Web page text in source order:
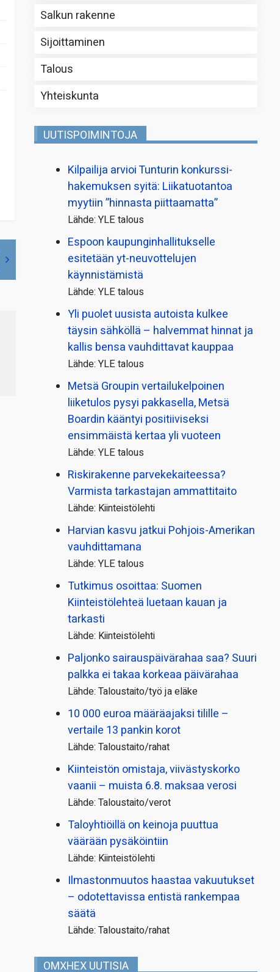
Salkun rakenne
Sijoittaminen
Talous
Yhteiskunta
UUTISPOIMINTOJA
Kilpailija arvioi Tunturin konkurssi­
hakemuksen syitä: Liikatuotantoa
myytiin ”hinnasta piittaamatta”
Lähde: YLE talous
Espoon kaupungin­hallitukselle
esitetään yt-neuvottelujen
käynnistämistä
Lähde: YLE talous
Yli puolet uusista autoista kulkee
täysin sähköllä – halvemmat hinnat ja
kallis bensa vauhdittavat kauppaa
Lähde: YLE talous
Metsä Groupin vertailu­kelpoinen
liiketulos pysyi pakkasella, Metsä
Boardin kääntyi positiiviseksi
ensimmäistä kertaa yli vuoteen
Lähde: YLE talous
Riskirakenne parvekekaiteessa?
Varmista tarkastajan ammattitaito
Lähde: Kiinteistölehti
Harvian kasvu jatkui Pohjois-Amerikan
vauhdittamana
Lähde: YLE talous
Tutkimus osoittaa: Suomen
Kiinteistölehteä luetaan kauan ja
tarkasti
Lähde: Kiinteistölehti
Paljonko sairauspäivä­rahaa saa? Suuri
palkka ei takaa korkeaa päivärahaa
Lähde: Taloustaito/työ ja eläke
10 000 euroa määräajaksi tilille –
vertaile 13 pankin korot
Lähde: Taloustaito/rahat
Kiinteistön omistaja, viivästyskorko
vaanii – muista 6.8. maksaa verosi
Lähde: Taloustaito/verot
Taloyhtiöillä on keinoja puuttua
väärään pysäköintiin
Lähde: Kiinteistölehti
Ilmastonmuutos haastaa vakuutukset
– odotettavissa entistä rankempaa
säätä
Lähde: Taloustaito/rahat
OMXHEX UUTISIA